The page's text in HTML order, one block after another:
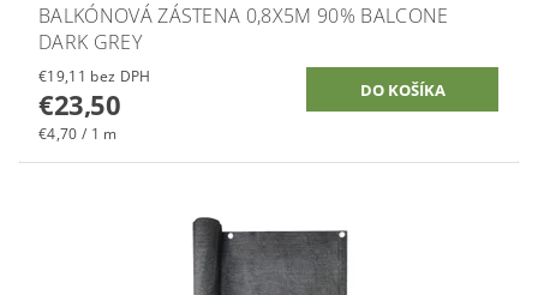
BALKÓNOVÁ ZÁSTENA 0,8X5M 90% BALCONE
DARK GREY
€19,11 bez DPH
€23,50
€4,70 / 1 m